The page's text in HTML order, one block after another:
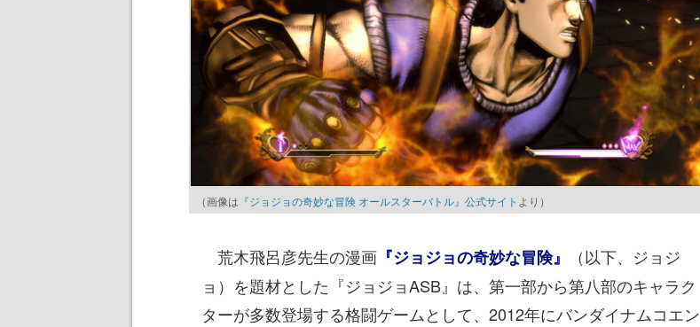
（画像は 『ジョジョの奇妙な冒険 オールスターバトル』公式サイト より）
荒木飛呂彦先生の漫画 『ジョジョの奇妙な冒険』
（以下、ジョジ
ョ）を題材とした『ジョジョASB』は、第一部から第八部のキャラク
ターが多数登場する格闘ゲームとして、2012年にバンダイナムコエン